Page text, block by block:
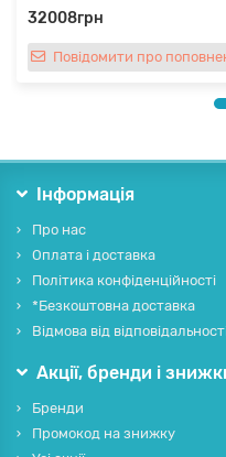
32008грн
Повідомити про
Інформація
Про нас
Оплата і доставка
Політика конфіденційності
*Безкоштовна доставка
Відмова від
Акції, бренди і
Бренди
Промокод на знижку